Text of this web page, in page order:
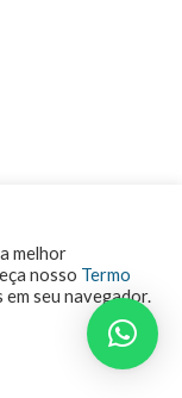
melhor
nosso Termo
seu navegador.